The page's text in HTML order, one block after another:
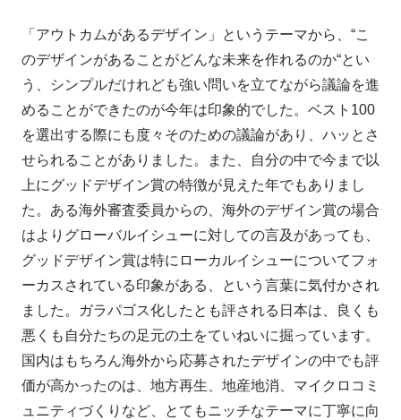
「アウトカムがあるデザイン」というテーマから、“こ
のデザインがあることがどんな未来を作れるのか“とい
う、シンプルだけれども強い問いを立てながら議論を進
めることができたのが今年は印象的でした。ベスト100
を選出する際にも度々そのための議論があり、ハッとさ
せられることがありました。また、自分の中で今まで以
上にグッドデザイン賞の特徴が見えた年でもありまし
た。ある海外審査委員からの、海外のデザイン賞の場合
はよりグローバルイシューに対しての言及があっても、
グッドデザイン賞は特にローカルイシューについてフォ
ーカスされている印象がある、という言葉に気付かされ
ました。ガラパゴス化したとも評される日本は、良くも
悪くも自分たちの足元の土をていねいに掘っています。
国内はもちろん海外から応募されたデザインの中でも評
価が高かったのは、地方再生、地産地消、マイクロコミ
ュニティづくりなど、とてもニッチなテーマに丁寧に向